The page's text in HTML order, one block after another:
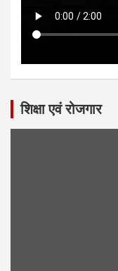
शिक्षा एवं रोजगार